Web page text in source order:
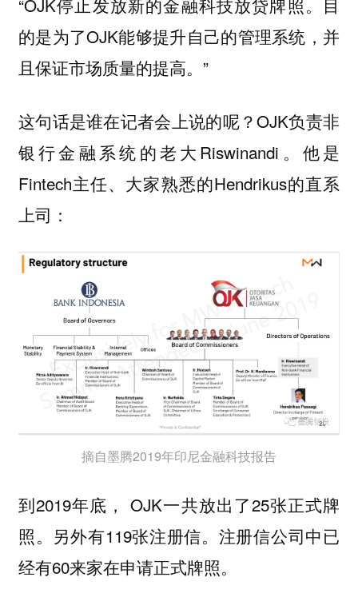
“OJK停止发放新的金融科技放贷牌照。目
的是为了OJK能够提升自己的管理系统，并
且保证市场质量的提高。”
这句话是谁在记者会上说的呢？OJK负责非
银行金融系统的老大Riswinandi。他是
Fintech主任、大家熟悉的Hendrikus的直系
上司：
摘自墨腾2019年印尼金融科技报告
到2019年底， OJK一共放出了25张正式牌
照。另外有119张注册信。注册信公司中已
经有60来家在申请正式牌照。